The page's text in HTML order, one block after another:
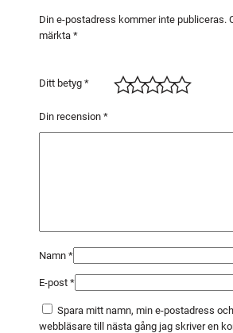
Din e-postadress kommer inte publiceras.
märkta *
Ditt betyg *
Din recension *
Namn *
E-post *
Spara mitt namn, min e-postadress
webbläsare till nästa gång jag skriver en